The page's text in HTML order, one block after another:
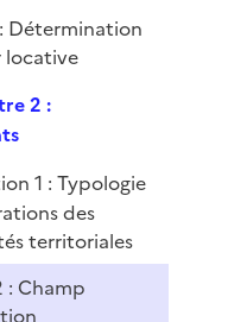
Détermination
locative
2 :
1 : Typologie
des
territoriales
: Champ